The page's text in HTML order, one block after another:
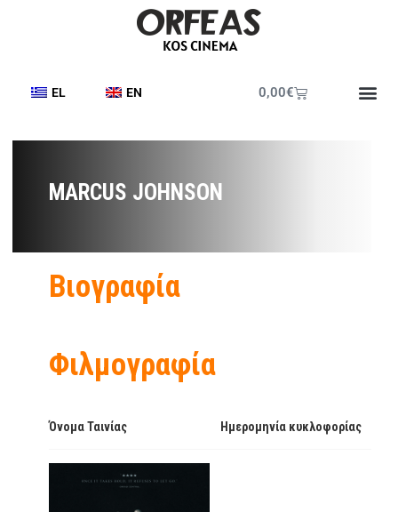
EL EN 0,00€
MARCUS JOHNSON
Βιογραφία
Φιλμογραφία
Όνομα Ταινίας Ημερομηνία κυκλοφορίας